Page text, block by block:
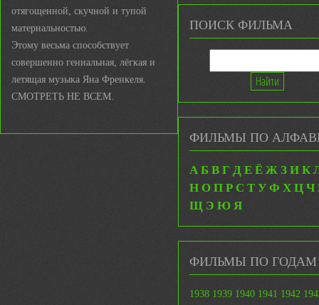
отягощенной, скучной и тупой
материальностью.
Этому весьма способствует
совершенно гениальная, лёгкая и
летящая музыка Яна Френкеля.
СМОТРЕТЬ НЕ ВСЕМ.
ПОИСК ФИЛЬМА
ФИЛЬМЫ ПО
А Б В Г Д Е Ё Ж З И К
Н О П Р С Т У Ф Х Ц Ч
Щ Э Ю Я
ФИЛЬМЫ ПО ГОДАМ
1938 1939 1940 1941 1942